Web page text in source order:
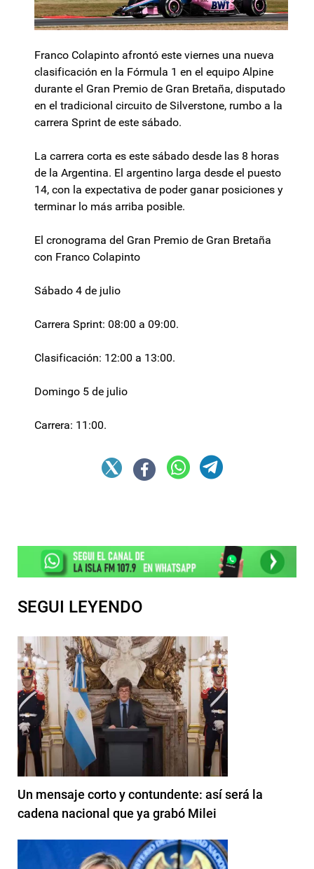
Franco Colapinto afrontó este viernes una nueva
clasificación en la Fórmula 1 en el equipo Alpine
durante el Gran Premio de Gran Bretaña, disputado
en el tradicional circuito de Silverstone, rumbo a la
carrera Sprint de este sábado.
La carrera corta es este sábado desde las 8 horas
de la Argentina. El argentino larga desde el puesto
14, con la expectativa de poder ganar posiciones y
terminar lo más arriba posible.
El cronograma del Gran Premio de Gran Bretaña
con Franco Colapinto
Sábado 4 de julio
Carrera Sprint: 08:00 a 09:00.
Clasificación: 12:00 a 13:00.
Domingo 5 de julio
Carrera: 11:00.
SEGUI LEYENDO
Un mensaje corto y contundente: así será la
cadena nacional que ya grabó Milei